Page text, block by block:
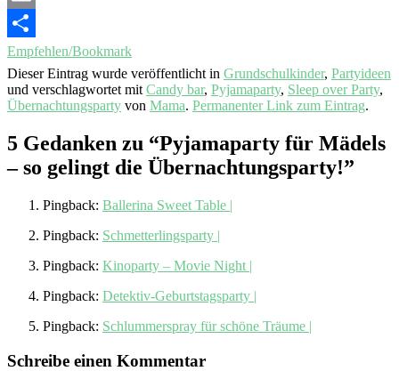
Email
Empfehlen/Bookmark
Dieser Eintrag wurde veröffentlicht in Grundschulkinder, Partyideen
und verschlagwortet mitCandy bar, Pyjamaparty, Sleep over Party,
Übernachtungsparty von Mama. Permanenter Link zum Eintrag.
5 Gedanken zu “Pyjamaparty für Mädels
– so gelingt die Übernachtungsparty!”
Pingback: Ballerina Sweet Table |
Pingback: Schmetterlingsparty |
Pingback: Kinoparty – Movie Night |
Pingback: Detektiv-Geburtstagsparty |
Pingback: Schlummerspray für schöne Träume |
Schreibe einen Kommentar